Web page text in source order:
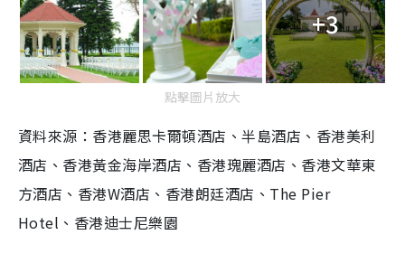
+3
點擊圖片放大
資料來源：香港麗思卡爾頓酒店、半島酒店、香港美利
酒店、香港黃金海岸酒店、香港瑰麗酒店、香港文華東
方酒店、香港W酒店、香港朗廷酒店、The Pier
Hotel、香港迪士尼樂園